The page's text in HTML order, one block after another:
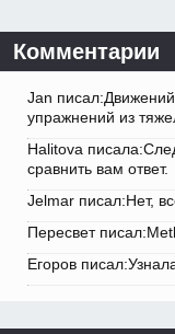
Комментарии
Jan
упражнений из
Halitova
сравнить вам ответ.
Jelmar писал:Нет,
Пересвет
Егоров